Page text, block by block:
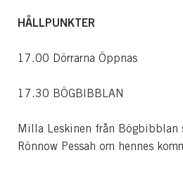
HÅLLPUNKTER
17.00 Dörrarna Öppnas
17.30 BÖGBIBBLAN
Milla Leskinen från Bögbibblan
Rönnow Pessah om hennes